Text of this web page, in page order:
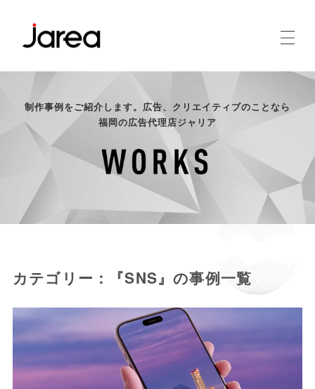
制作事例をご紹介します。広告、クリエイティブのことなら
福岡の広告代理店ジャリア
カテゴリー：『SNS』の事例一覧